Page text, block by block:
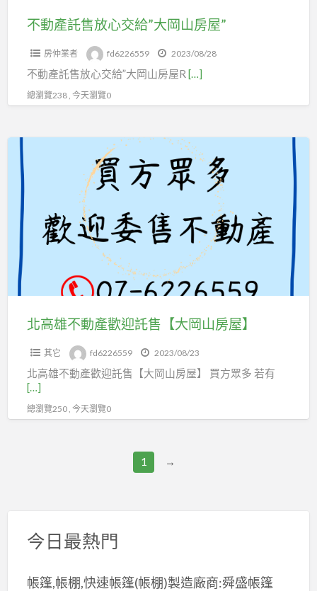
不動產託售放心交給”大岡山房屋”
房仲業者 fd6226559 2023/08/28
不動產託售放心交給”大岡山房屋R […]
總瀏覽238 , 今天瀏覽0
產
歡
迎
託
屋】
北高雄不動產歡迎託售【大岡山房屋】
其它 fd6226559 2023/08/23
北高雄不動產歡迎託售【大岡山房屋】 買方眾多 若有
[…]
總瀏覽250 , 今天瀏覽0
1 →
今日最熱門
帳篷,帳棚,快速帳篷(帳棚)製造廠商:舜盛帳篷